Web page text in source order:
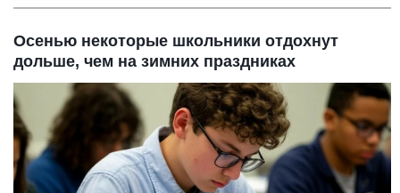
Осенью некоторые школьники отдохнут
дольше, чем на зимних праздниках